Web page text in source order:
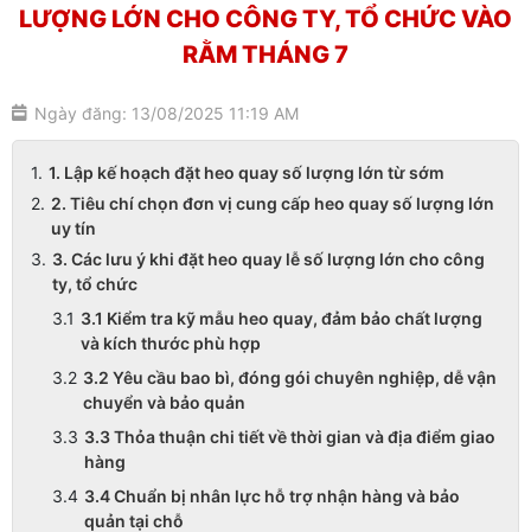
LƯỢNG LỚN CHO CÔNG TY, TỔ CHỨC VÀO
RẰM THÁNG 7
Ngày đăng: 13/08/2025 11:19 AM
1. Lập kế hoạch đặt heo quay số lượng lớn từ sớm
2. Tiêu chí chọn đơn vị cung cấp heo quay số lượng lớn
uy tín
3. Các lưu ý khi đặt heo quay lễ số lượng lớn cho công
ty, tổ chức
3.1 Kiểm tra kỹ mẫu heo quay, đảm bảo chất lượng
và kích thước phù hợp
3.2 Yêu cầu bao bì, đóng gói chuyên nghiệp, dễ vận
chuyển và bảo quản
3.3 Thỏa thuận chi tiết về thời gian và địa điểm giao
hàng
3.4 Chuẩn bị nhân lực hỗ trợ nhận hàng và bảo
quản tại chỗ